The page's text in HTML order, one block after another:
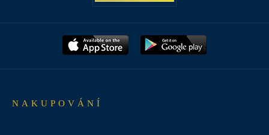
NAKUPOVÁNÍ